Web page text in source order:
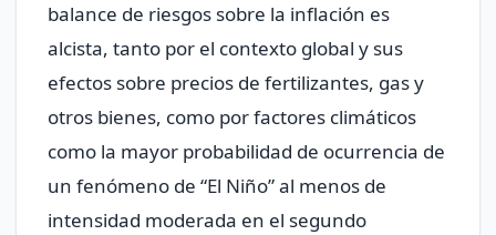
balance de riesgos sobre la inflación es
alcista, tanto por el contexto global y sus
efectos sobre precios de fertilizantes, gas y
otros bienes, como por factores climáticos
como la mayor probabilidad de ocurrencia de
un fenómeno de “El Niño” al menos de
intensidad moderada en el segundo